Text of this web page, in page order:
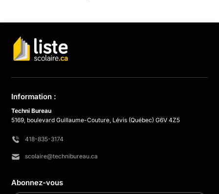
Information :
Techni Bureau
5169, boulevard Guillaume-Couture, Lévis (Québec) G6V 4Z5
418-835-3174
scolaire@technibureau.ca
Abonnez-vous